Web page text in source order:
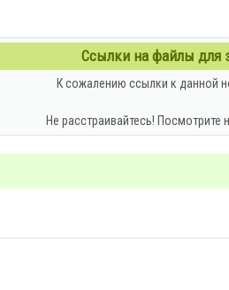
Ссылки на файлы для
К сожалению ссылки к данной
Не расстраивайтесь! Посмотрите